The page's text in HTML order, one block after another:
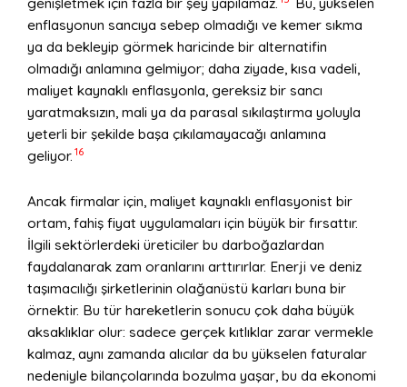
enflasyonun sancıya sebep olmadığı ve kemer sıkma
ya da bekleyip görmek haricinde bir alternatifin
olmadığı anlamına gelmiyor; daha ziyade, kısa vadeli,
maliyet kaynaklı enflasyonla, gereksiz bir sancı
yaratmaksızın, mali ya da parasal sıkılaştırma yoluyla
yeterli bir şekilde başa çıkılamayacağı anlamına
geliyor. 16
Ancak firmalar için, maliyet kaynaklı enflasyonist bir
ortam, fahiş fiyat uygulamaları için büyük bir fırsattır.
İlgili sektörlerdeki üreticiler bu darboğazlardan
faydalanarak zam oranlarını arttırırlar. Enerji ve deniz
taşımacılığı şirketlerinin olağanüstü karları buna bir
örnektir. Bu tür hareketlerin sonucu çok daha büyük
aksaklıklar olur: sadece gerçek kıtlıklar zarar vermekle
kalmaz, aynı zamanda alıcılar da bu yükselen faturalar
nedeniyle bilançolarında bozulma yaşar, bu da ekonomi